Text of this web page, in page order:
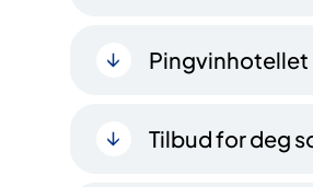
Pingvinhotellet
Tilbud for deg